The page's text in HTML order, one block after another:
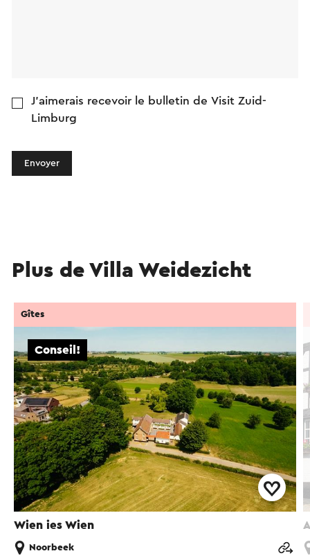
J'aimerais recevoir le bulletin de Visit Zuid-
Limburg
Envoyer
Plus de Villa Weidezicht
Wien ies Wien
Conseil!
Gîtes
Noorbeek